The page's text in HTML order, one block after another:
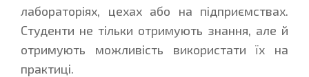
лабораторіях, цехах або на підприємствах.
Студенти не тільки отримують знання, але й
отримують можливість використати їх на
практиці.